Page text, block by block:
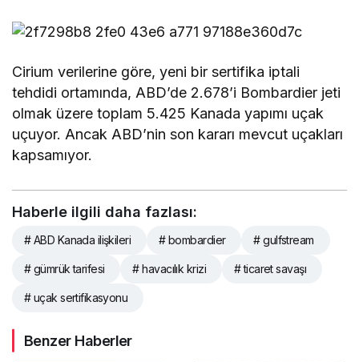
Cirium verilerine göre, yeni bir sertifika iptali
tehdidi ortamında, ABD’de 2.678’i Bombardier jeti
olmak üzere toplam 5.425 Kanada yapımı uçak
uçuyor. Ancak ABD’nin son kararı mevcut uçakları
kapsamıyor.
Haberle ilgili daha fazlası:
# ABD Kanada ilişkileri # bombardier # gulfstream
# gümrük tarifesi # havacılık krizi # ticaret savaşı
# uçak sertifikasyonu
Benzer Haberler